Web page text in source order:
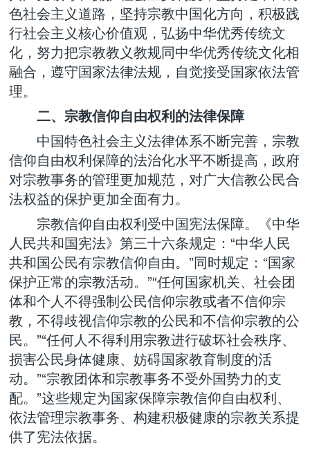
色社会主义道路，坚持宗教中国化方向，积极践
行社会主义核心价值观，弘扬中华优秀传统文
化，努力把宗教教义教规同中华优秀传统文化相
融合，遵守国家法律法规，自觉接受国家依法管
理。
二、宗教信仰自由权利的法律保障
中国特色社会主义法律体系不断完善，宗教
信仰自由权利保障的法治化水平不断提高，政府
对宗教事务的管理更加规范，对广大信教公民合
法权益的保护更加全面有力。
宗教信仰自由权利受中国宪法保障。《中华
人民共和国宪法》第三十六条规定：“中华人民
共和国公民有宗教信仰自由。”同时规定：“国家
保护正常的宗教活动。”“任何国家机关、社会团
体和个人不得强制公民信仰宗教或者不信仰宗
教，不得歧视信仰宗教的公民和不信仰宗教的公
民。”“任何人不得利用宗教进行破坏社会秩序、
损害公民身体健康、妨碍国家教育制度的活
动。”“宗教团体和宗教事务不受外国势力的支
配。”这些规定为国家保障宗教信仰自由权利、
依法管理宗教事务、构建积极健康的宗教关系提
供了宪法依据。